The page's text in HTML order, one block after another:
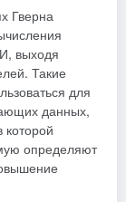
Гверна
выходя
Такие
для
данных,
которой
определяют